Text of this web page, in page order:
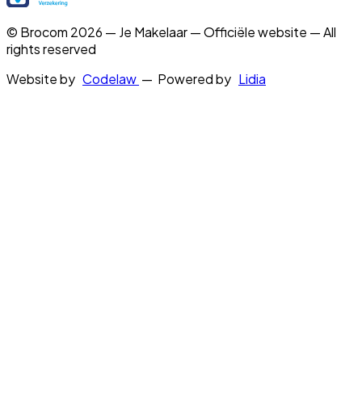
© Brocom 2026 — Je Makelaar — Officiële website — All
rights reserved
Website by Codelaw — Powered by Lidia